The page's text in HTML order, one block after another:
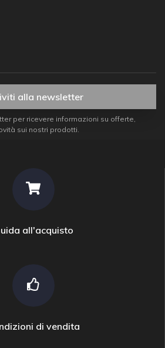
alla newsletter
per ricevere informazioni su offerte,
sui nostri prodotti.
all'acquisto
di vendita